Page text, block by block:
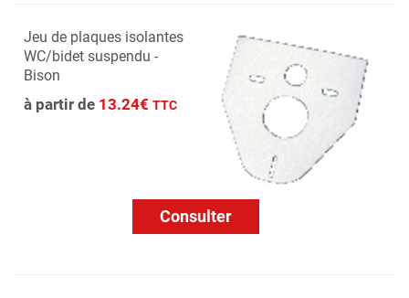
Jeu de plaques isolantes
WC/bidet suspendu -
Bison
à partir de 13.24€ TTC
Consulter